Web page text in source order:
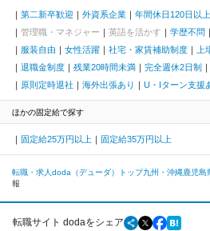
第二新卒歓迎 外資系企業 年間休日120日以上
管理職・マネジャー
英語を活かす 学歴不問
服装自由
女性活躍 社宅・家賃補助制度 上
退職金制度
残業20時間未満 完全週休2日制
原則定時退社
海外出張あり U・Iターン支援
ほかの固定給で探す
固定給25万円以上 固定給35万円以上
転職・求人doda（デューダ）トップ九州・沖縄鹿児島
報
転職サイト dodaをシェア